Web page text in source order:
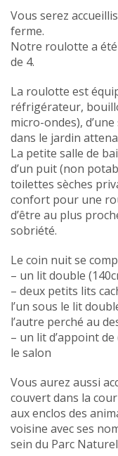
Vous serez
ferme.
Notre roulotte a
de 4.
La roulotte est
réfrigérateur,
micro-ondes), d’une
dans le jardin
La petite salle de
d’un puit (non
toilettes sèches
confort pour une
d’être au plus
sobriété.
Le coin nuit se
– un lit double
– deux petits lits
l’un sous le lit
l’autre perché au
– un lit d’appoint
le salon
Vous aurez aussi
couvert dans la
aux enclos des
voisine avec ses
sein du Parc